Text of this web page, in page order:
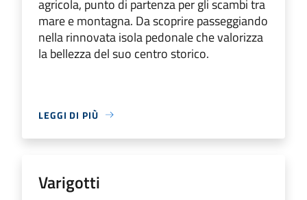
agricola, punto di partenza per gli scambi tra
mare e montagna. Da scoprire passeggiando
nella rinnovata isola pedonale che valorizza
la bellezza del suo centro storico.
LEGGI DI PIÙ
Varigotti